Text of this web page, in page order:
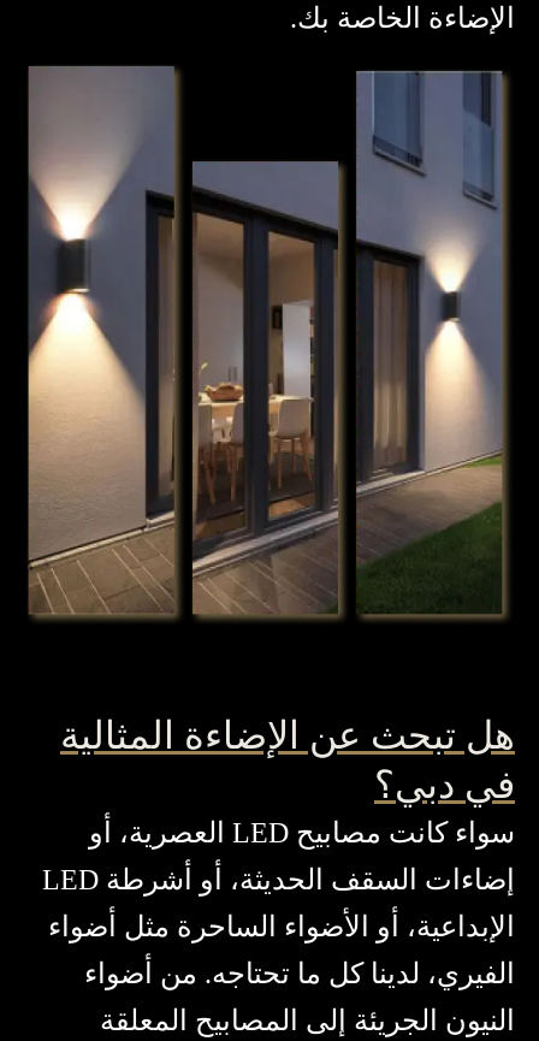
الإضاءة الخاصة بك.
هل تبحث عن الإضاءة المثالية
في دبي؟
سواء كانت مصابيح LED العصرية، أو
إضاءات السقف الحديثة، أو أشرطة LED
الإبداعية، أو الأضواء الساحرة مثل أضواء
الفيري، لدينا كل ما تحتاجه. من أضواء
النيون الجريئة إلى المصابيح المعلقة